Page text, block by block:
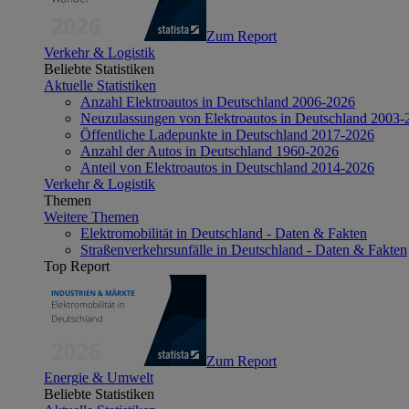
Zum Report
Verkehr & Logistik
Beliebte Statistiken
Aktuelle Statistiken
Anzahl Elektroautos in Deutschland 2006-2026
Neuzulassungen von Elektroautos in Deutschland 2003-
Öffentliche Ladepunkte in Deutschland 2017-2026
Anzahl der Autos in Deutschland 1960-2026
Anteil von Elektroautos in Deutschland 2014-2026
Verkehr & Logistik
Themen
Weitere Themen
Elektromobilität in Deutschland - Daten & Fakten
Straßenverkehrsunfälle in Deutschland - Daten & Fakten
Top Report
Zum Report
Energie & Umwelt
Beliebte Statistiken